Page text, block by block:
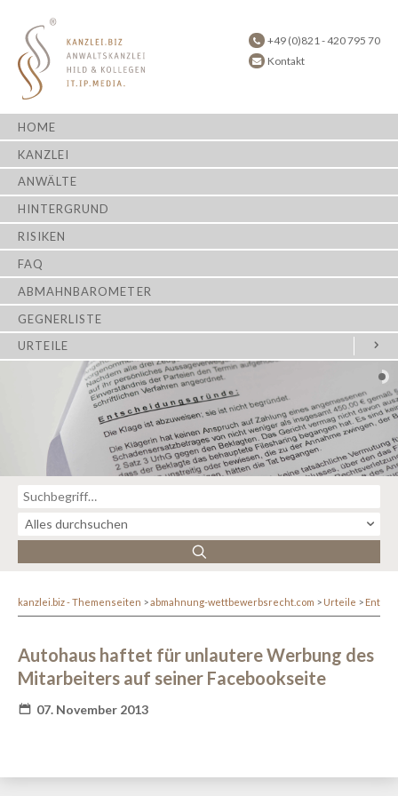
+49 (0)821 - 420 795 70
Kontakt
HOME
KANZLEI
ANWÄLTE
HINTERGRUND
RISIKEN
FAQ
ABMAHNBAROMETER
GEGNERLISTE
URTEILE
kanzlei.biz - Themenseiten abmahnung-wettbewerbsrecht.com Urteile
Autohaus haftet für unlautere Werbung des
Mitarbeiters auf seiner Facebookseite
07. November 2013